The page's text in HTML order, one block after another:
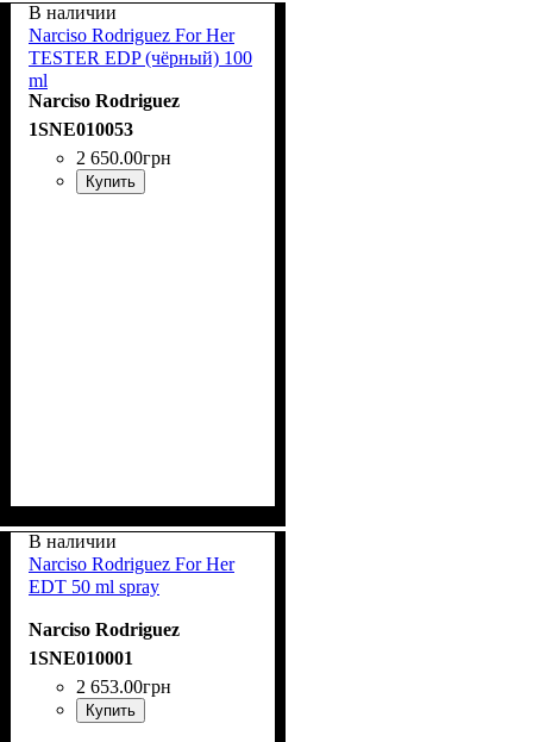
В наличии
Narciso Rodriguez For Her
TESTER EDP (чёрный) 100
ml
Narciso Rodriguez
1SNE010053
2 650.00грн
Купить
В наличии
Narciso Rodriguez For Her
EDT 50 ml spray
Narciso Rodriguez
1SNE010001
2 653.00грн
Купить